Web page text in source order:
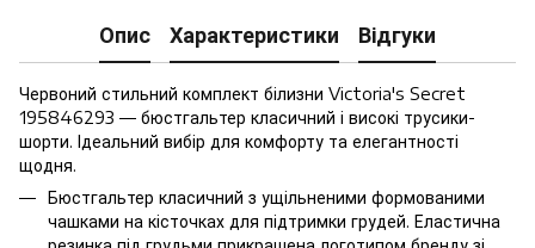
Опис Характеристики Відгуки
Червоний стильний комплект білизни Victoria's Secret
195846293 — бюстгальтер класичний і високі трусики-
шорти. Ідеальний вибір для комфорту та елегантності
щодня.
Бюстгальтер класичний з ущільненими формованими
чашками на кісточках для підтримки грудей. Еластична